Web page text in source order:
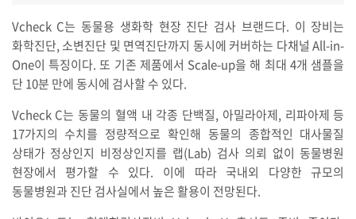
Vcheck C는 동물용 생화학 현장 진단 검사 브랜드다. 이 장비는
화학진단, 소변진단 및 면역진단까지 동시에 커버하는 다채널 All-in-
One이 특징이다. 또 기존 제품에서 Scale-up을 해 최대 4개 샘플을
단 10분 만에 동시에 검사할 수 있다.
Vcheck C는 동물의 혈액 내 각종 단백질, 아밀라아제, 리파아제 등
17가지의 수치를 정량적으로 확인해 동물의 종합적인 대사물질
상태가 정상인지 비정상인지를 랩(Lab) 검사 의뢰 없이 동물병원
현장에서 평가할 수 있다. 이에 따라 국내외 다양한 규모의
동물병원과 진단 검사실에서 높은 활용이 전망된다.